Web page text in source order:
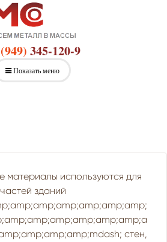
(949) 345-120-9
Показать меню
материалы используются для
зданий
стен,